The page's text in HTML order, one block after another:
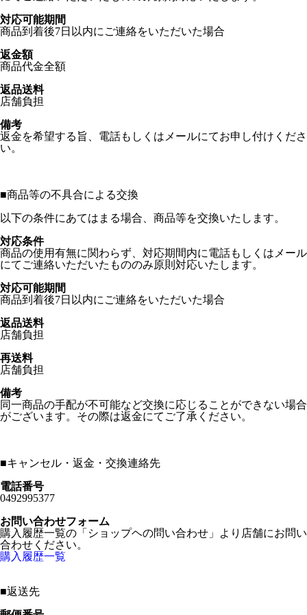
対応可能期間
商品到着後7日以内にご連絡をいただいた場合
返金額
商品代金全額
返品送料
店舗負担
備考
返金を希望する旨、電話もしくはメールにてお申し付けくださ
い。
■商品等の不具合による交換
以下の条件にあてはまる場合、商品等を交換いたします。
対応条件
商品の使用有無に関わらず、対応期間内に電話もしくはメール
にてご連絡いただいたもののみ原則対応いたします。
対応可能期間
商品到着後7日以内にご連絡をいただいた場合
返品送料
店舗負担
再送料
店舗負担
備考
同一商品の手配が不可能など交換に応じることができない場合
がございます。その際は返金にてご了承ください。
■キャンセル・返金・交換連絡先
電話番号
0492995377
お問い合わせフォーム
購入履歴一覧の「ショップヘの問い合わせ」より店舗にお問い
合わせください。
購入履歴一覧
■返送先